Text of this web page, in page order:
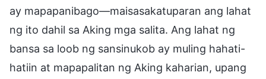
ay mapapanibago—maisasakatuparan ang lahat
ng ito dahil sa Aking mga salita. Ang lahat ng
bansa sa loob ng sansinukob ay muling hahati-
hatiin at mapapalitan ng Aking kaharian, upang